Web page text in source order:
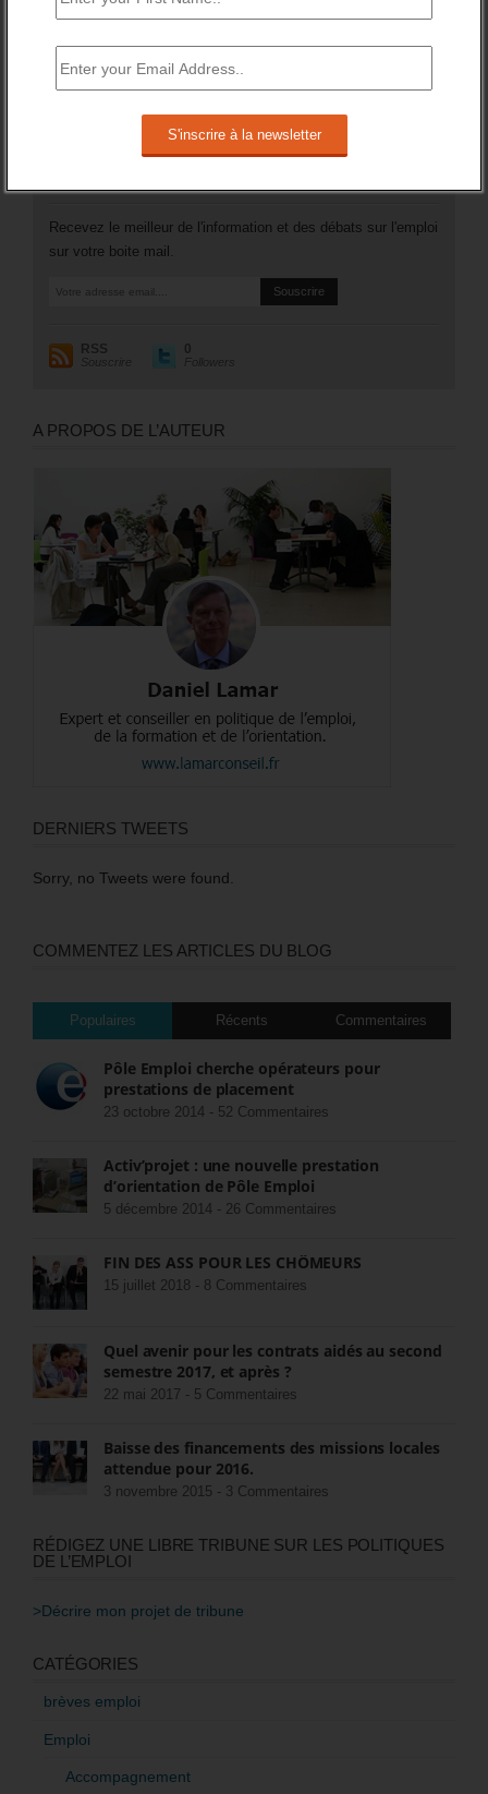
106 200 (soit +3,5%).
Plus généralement, le nombre des inscrits tenus de
rechercher un emploi (A, B ou C) aura augmenté de 97 200
sur un an (soit +1,8%).
Recevez le meilleur de l'information et des débats sur l'emploi
sur votre boite mail.
RSS
Souscrire
0
Followers
A PROPOS DE L’AUTEUR
DERNIERS TWEETS
Sorry, no Tweets were found.
COMMENTEZ LES ARTICLES DU BLOG
Populaires Récents Commentaires
Pôle Emploi cherche opérateurs pour
prestations de placement
23 octobre 2014 - 52 Commentaires
Activ’projet : une nouvelle prestation
d’orientation de Pôle Emploi
5 décembre 2014 - 26 Commentaires
FIN DES ASS POUR LES CHÔMEURS
15 juillet 2018 - 8 Commentaires
Quel avenir pour les contrats aidés au second
semestre 2017, et après ?
22 mai 2017 - 5 Commentaires
Baisse des financements des missions locales
attendue pour 2016.
3 novembre 2015 - 3 Commentaires
RÉDIGEZ UNE LIBRE TRIBUNE SUR LES POLITIQUES
DE L’EMPLOI
>Décrire mon projet de tribune
CATÉGORIES
brèves emploi
Emploi
Accompagnement